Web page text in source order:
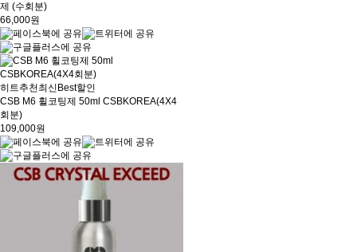
제 (수회분)
66,000원
히트추천최신 Best할인
CSB M6 휠코팅제 50ml CSBKOREA(4X4
회분)
109,000원